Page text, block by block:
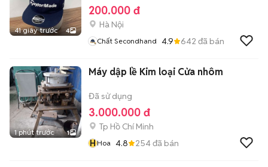
41 giây trước 4
200.000 đ
Hà Nội
Chất Secondhand 4.9 642 đã bán
1 phút trước 1
Máy dập lề Kim loại Cửa nhôm
Đã sử dụng
3.000.000 đ
Tp Hồ Chí Minh
HHoa 4.8 254đã bán